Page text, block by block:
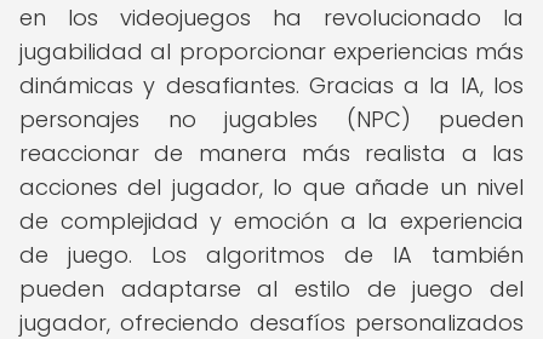
en los videojuegos ha revolucionado la
jugabilidad al proporcionar experiencias más
dinámicas y desafiantes. Gracias a la IA, los
personajes no jugables (NPC) pueden
reaccionar de manera más realista a las
acciones del jugador, lo que añade un nivel
de complejidad y emoción a la experiencia
de juego. Los algoritmos de IA también
pueden adaptarse al estilo de juego del
jugador, ofreciendo desafíos personalizados